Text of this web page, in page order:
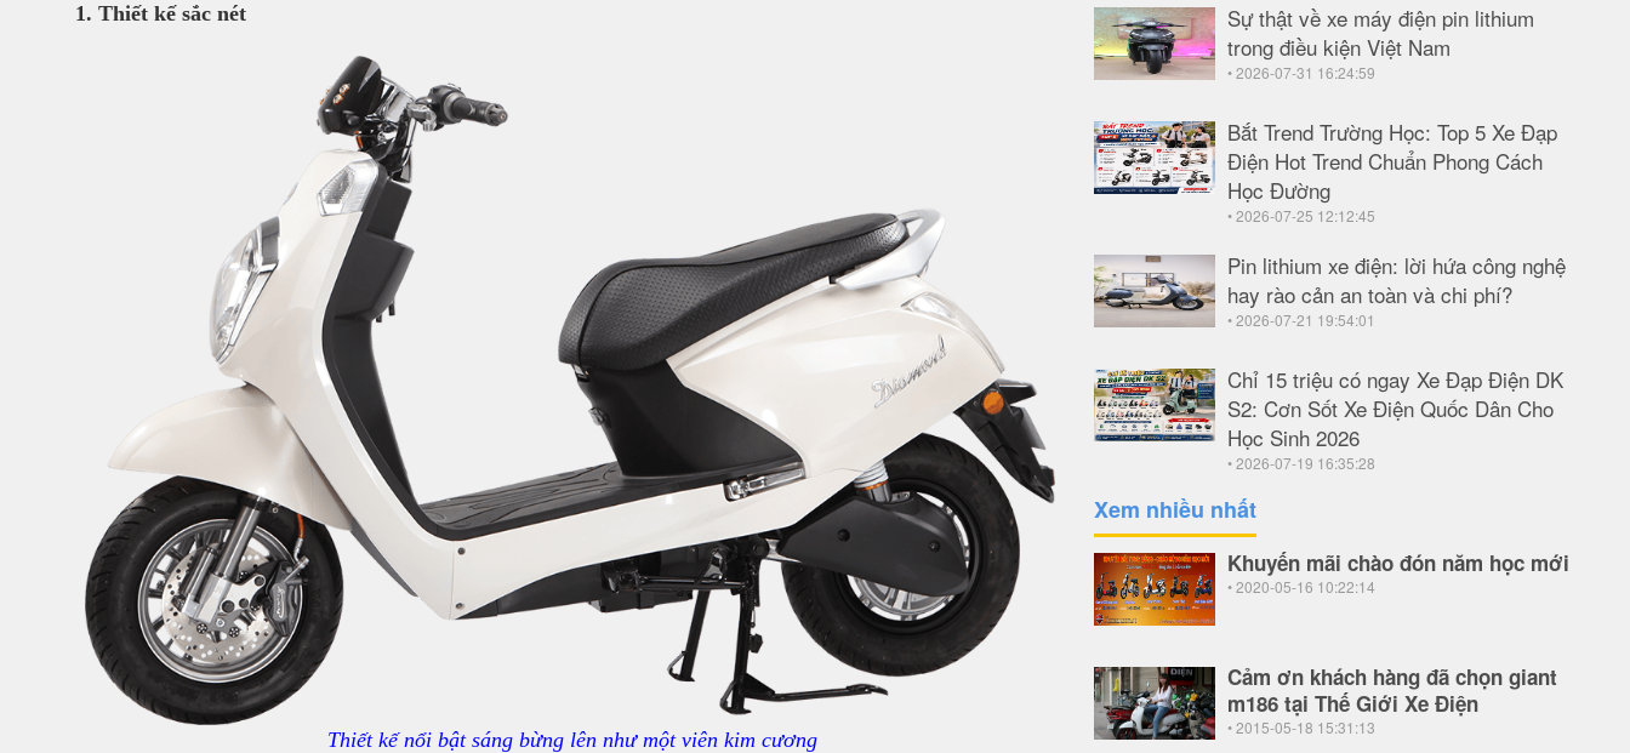
1. Thiết kế sắc nét
Thiết kế nổi bật sáng bừng lên như một viên kim cương
Sự thật về xe máy điện pin lithium
trong điều kiện Việt Nam
• 2026-07-31 16:24:59
Bắt Trend Trường Học: Top 5 Xe Đạp
Điện Hot Trend Chuẩn Phong Cách
Học Đường
• 2026-07-25 12:12:45
Pin lithium xe điện: lời hứa công nghệ
hay rào cản an toàn và chi phí?
• 2026-07-21 19:54:01
Chỉ 15 triệu có ngay Xe Đạp Điện DK
S2: Cơn Sốt Xe Điện Quốc Dân Cho
Học Sinh 2026
• 2026-07-19 16:35:28
Xem nhiều nhất
Khuyến mãi chào đón năm học mới
• 2020-05-16 10:22:14
Cảm ơn khách hàng đã chọn giant
m186 tại Thế Giới Xe Điện
• 2015-05-18 15:31:13